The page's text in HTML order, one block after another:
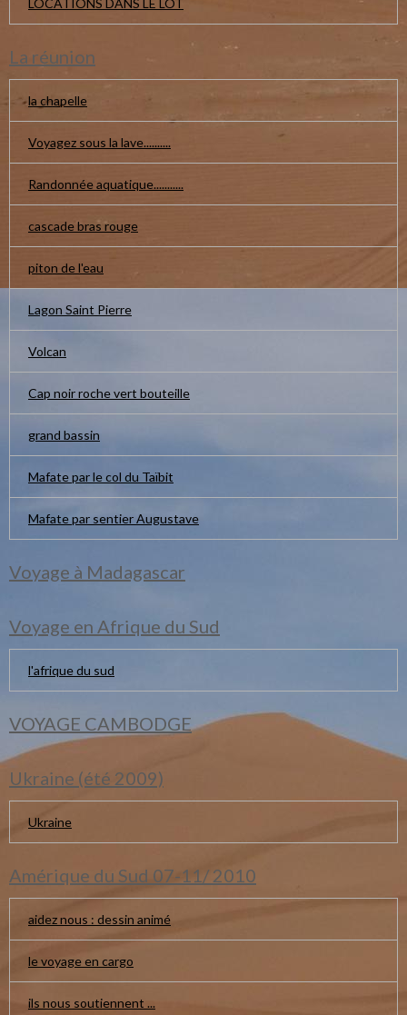
La réunion
la chapelle
Voyagez sous la lave..........
Randonnée aquatique...........
cascade bras rouge
piton de l'eau
Lagon Saint Pierre
Volcan
Cap noir roche vert bouteille
grand bassin
Mafate par le col du Taïbit
Mafate par sentier Augustave
Voyage à Madagascar
Voyage en Afrique du Sud
l'afrique du sud
VOYAGE CAMBODGE
Ukraine (été 2009)
Ukraine
Amérique du Sud 07-11/ 2010
aidez nous : dessin animé
le voyage en cargo
ils nous soutiennent ...